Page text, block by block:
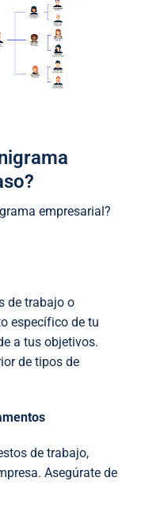
empresarial?
de trabajo o
específico de tu
a tus objetivos.
de tipos de
de trabajo,
Asegúrate de